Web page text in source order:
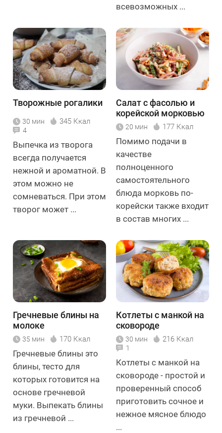
всевозможных ...
Творожные рогалики
30 мин 345 Ккал
4
Выпечка из творога
всегда получается
нежной и ароматной. В
этом можно не
сомневаться. При этом
творог может ...
Салат с фасолью и
корейской морковью
20 мин 177 Ккал
Помимо подачи в
качестве
полноценного
самостоятельного
блюда морковь по-
корейски также входит
в состав многих ...
Гречневые блины на
молоке
35 мин 170 Ккал
Гречневые блины это
блины, тесто для
которых готовится на
основе гречневой
муки. Выпекать блины
из гречневой ...
Котлеты с манкой на
сковороде
30 мин 216 Ккал
1
Котлеты с манкой на
сковороде - простой и
проверенный способ
приготовить сочное и
нежное мясное блюдо
...